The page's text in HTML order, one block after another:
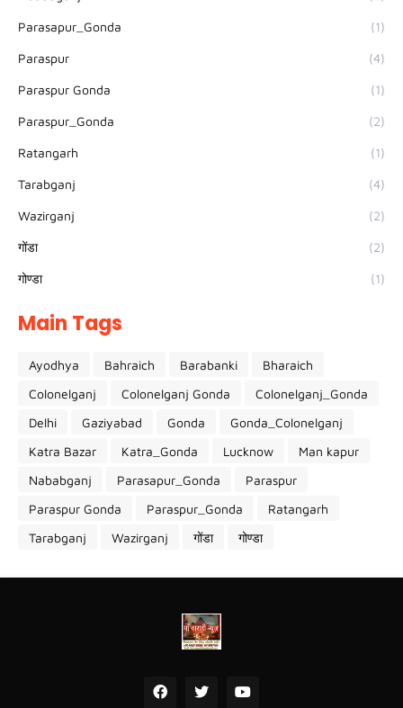
Parasapur_Gonda (1)
Paraspur (4)
Paraspur Gonda (1)
Paraspur_Gonda (2)
Ratangarh (1)
Tarabganj (4)
Wazirganj (2)
गोंडा (2)
गोण्डा (1)
Main Tags
Ayodhya Bahraich Barabanki
Bharaich
Colonelganj
Colonelganj Gonda
Colonelganj_Gonda
Delhi
Gaziyabad Gonda
Gonda_Colonelganj
Katra Bazar
Katra_Gonda Lucknow
Man kapur
Nababganj
Parasapur_Gonda
Paraspur
Paraspur Gonda
Paraspur_Gonda
Ratangarh
Tarabganj
Wazirganj गोंडा गोण्डा